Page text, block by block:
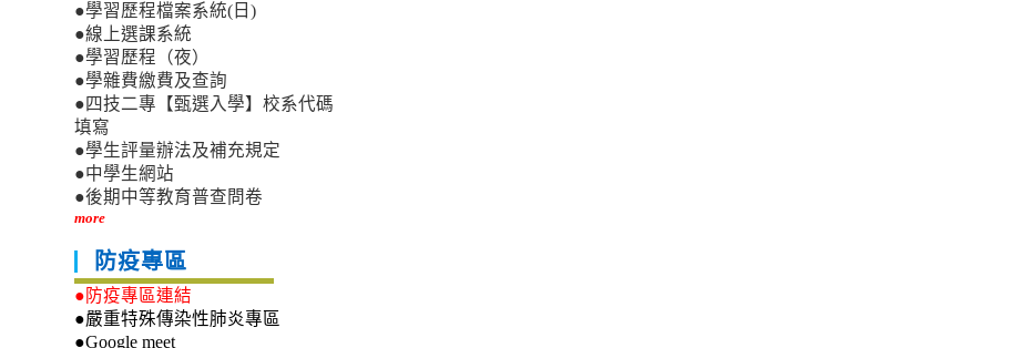
●學習歷程檔案系統(日)
●線上選課系統
●學習歷程（夜）
●學雜費繳費及查詢
●四技二專【甄選入學】校系代碼
填寫
●學生評量辦法及補充規定
●中學生網站
●後期中等教育普查問卷
more
防疫專區
●防疫專區連結
●嚴重特殊傳染性肺炎專區
●Google meet